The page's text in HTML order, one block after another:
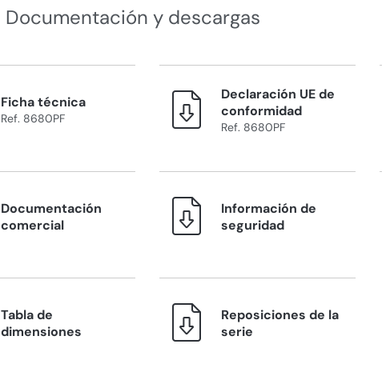
Documentación y descargas
Ficha técnica
Ref. 8680PF
Declaración UE de
conformidad
Ref. 8680PF
Documentación
comercial
Información de
seguridad
Tabla de
dimensiones
Reposiciones de la
serie